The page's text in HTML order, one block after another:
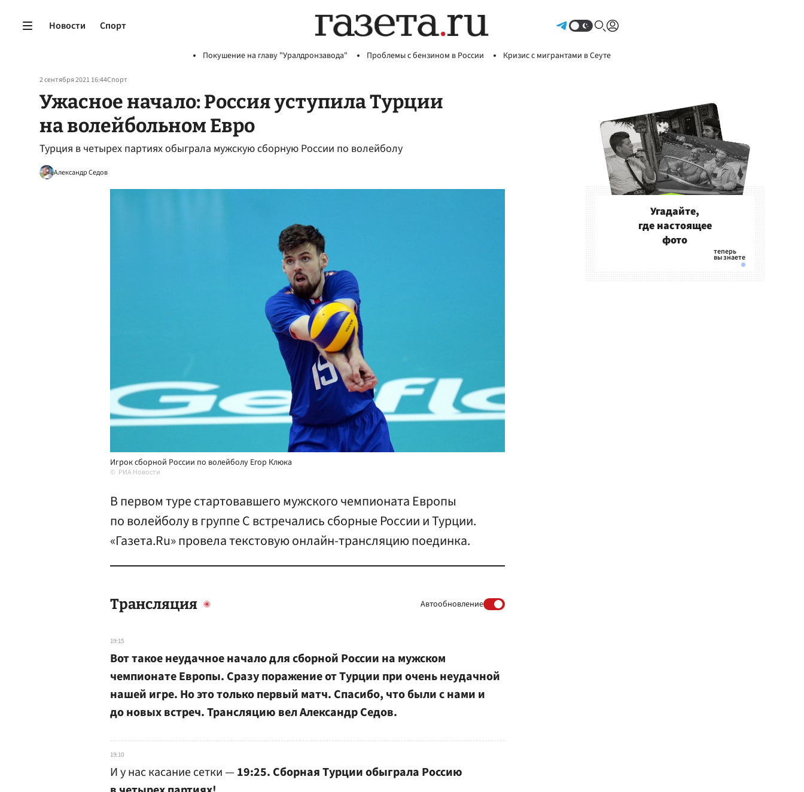
Новости Спорт
Покушение на главу "Уралдронзавода" Проблемы с бензином в России Кризис с мигрантами в Сеуте
2 сентября 2021 16:44Спорт
Ужасное начало: Россия уступила Турции
на волейбольном Евро
Турция в четырех партиях обыграла мужскую сборную России по волейболу
Александр Седов
Игрок сборной России по волейболу Егор Клюка
РИА Новости
В первом туре стартовавшего мужского чемпионата Европы
по волейболу в группе С встречались сборные России и Турции.
«Газета.Ru» провела текстовую онлайн-трансляцию поединка.
Трансляция Автообновление
19:15
Вот такое неудачное начало для сборной России на мужском
чемпионате Европы. Сразу поражение от Турции при очень неудачной
нашей игре. Но это только первый матч. Спасибо, что были с нами и
до новых встреч. Трансляцию вел Александр Седов.
19:10
И у нас касание сетки —19:25. Сборная Турции обыграла Россию
Угадайте,
где настоящее
фото